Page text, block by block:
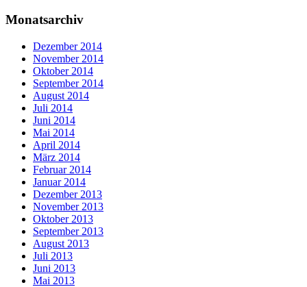
Monatsarchiv
Dezember 2014
November 2014
Oktober 2014
September 2014
August 2014
Juli 2014
Juni 2014
Mai 2014
April 2014
März 2014
Februar 2014
Januar 2014
Dezember 2013
November 2013
Oktober 2013
September 2013
August 2013
Juli 2013
Juni 2013
Mai 2013